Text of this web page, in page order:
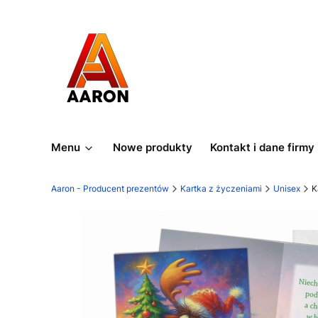
Menu Nowe produkty Kontakt i dane firmy
Aaron - Producent prezentów Kartka z życzeniami Unisex